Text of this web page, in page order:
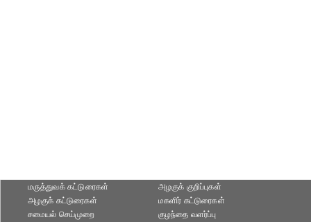
மருத்துவக் கட்டுரைகள்
அழகுக் கட்டுரைகள்
அழகுக் குறிப்புகள்
மகளிர் கட்டுரைகள்
சமையல் செய்முறை
குழந்தை வளர்ப்பு